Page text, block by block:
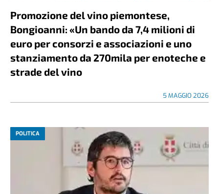
Promozione del vino piemontese,
Bongioanni: «Un bando da 7,4 milioni di
euro per consorzi e associazioni e uno
stanziamento da 270mila per enoteche e
strade del vino
5 MAGGIO 2026
POLITICA